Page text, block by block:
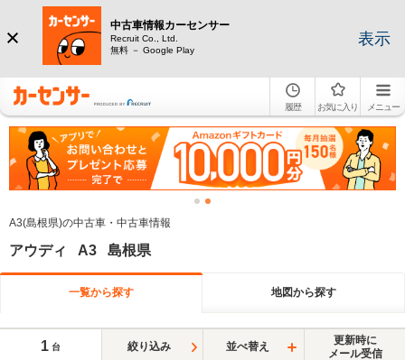
中古車情報カーセンサー
Recruit Co., Ltd.
無料 － Google Play
表示
履歴 お気に入り メニュー
A3(島根県)の中古車・中古車情報
アウディ A3 島根県
一覧から探す 地図から探す
1 台 絞り込み 並べ替え
更新時に
メール受信